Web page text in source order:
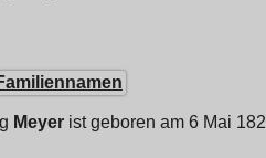
Meyer ist geboren am 6 Mai